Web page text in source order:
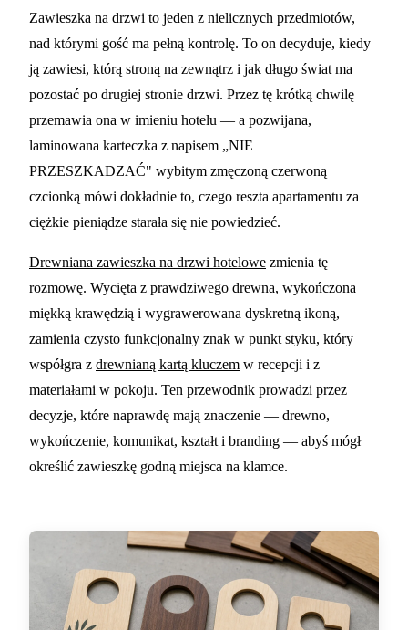
Drewniane zawieszki na
drzwi hotelowe:
przewodnik projektowy po
materiałach, komunikatach
i brandingu
Zawieszka na drzwi to jeden z nielicznych przedmiotów,
nad którymi gość ma pełną kontrolę. To on decyduje, kiedy
ją zawiesi, którą stroną na zewnątrz i jak długo świat ma
pozostać po drugiej stronie drzwi. Przez tę krótką chwilę
przemawia ona w imieniu hotelu — a pozwijana,
laminowana karteczka z napisem „NIE
PRZESZKADZAĆ" wybitym zmęczoną czerwoną
czcionką mówi dokładnie to, czego reszta apartamentu za
ciężkie pieniądze starała się nie powiedzieć.
Drewniana zawieszka na drzwi hotelowe zmienia tę
rozmowę. Wycięta z prawdziwego drewna, wykończona
miękką krawędzią i wygrawerowana dyskretną ikoną,
zamienia czysto funkcjonalny znak w punkt styku, który
współgra z drewnianą kartą kluczem w recepcji i z
materiałami w pokoju. Ten przewodnik prowadzi przez
decyzje, które naprawdę mają znaczenie — drewno,
wykończenie, komunikat, kształt i branding — abyś mógł
określić zawieszkę godną miejsca na klamce.